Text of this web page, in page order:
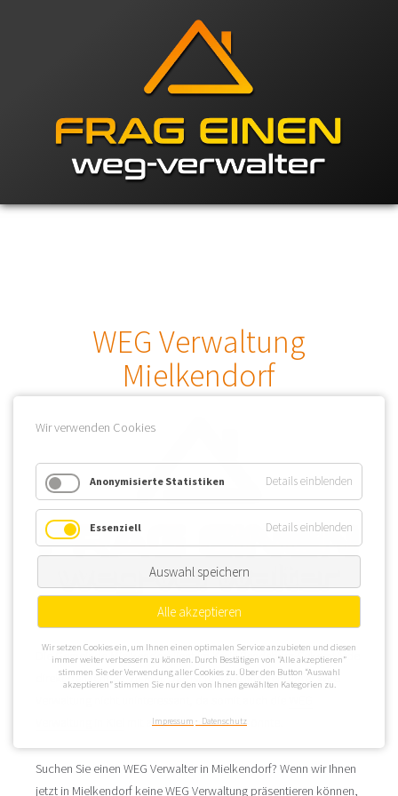
WEG Verwaltung
Mielkendorf
Die Gemeinde Mielkendorf liegt im Kreis Rendsburg-Eckernförde
direkt benachbart zu Kiel. Das ist für eine Mielkendorfer WEG
mit angeboten werden könnte.
Suchen Sie einen WEG Verwalter in Mielkendorf? Wenn wir Ihnen
jetzt in Mielkendorf keine WEG Verwaltung präsentieren können,
Wir verwenden Cookies
Anonymisierte Statistiken Details einblenden
Essenziell Details einblenden
Auswahl speichern
Alle akzeptieren
Wir setzen Cookies ein, um Ihnen einen optimalen Service anzubieten und diesen
immer weiter verbessern zu können. Durch Bestätigen von “Alle akzeptieren”
stimmen Sie der Verwendung aller Cookies zu. Über den Button “Auswahl
akzeptieren” stimmen Sie nur den von Ihnen gewählten Kategorien zu.
Impressum Datenschutz